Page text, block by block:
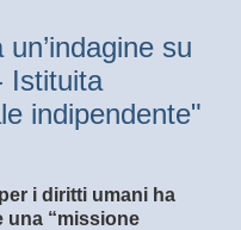
su
Istituita
indipendente"
i diritti umani ha
una “missione